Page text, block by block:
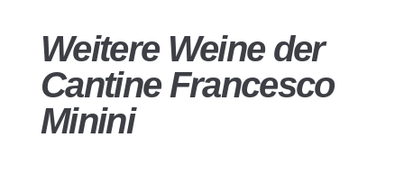
Weitere Weine der
Cantine Francesco
Minini